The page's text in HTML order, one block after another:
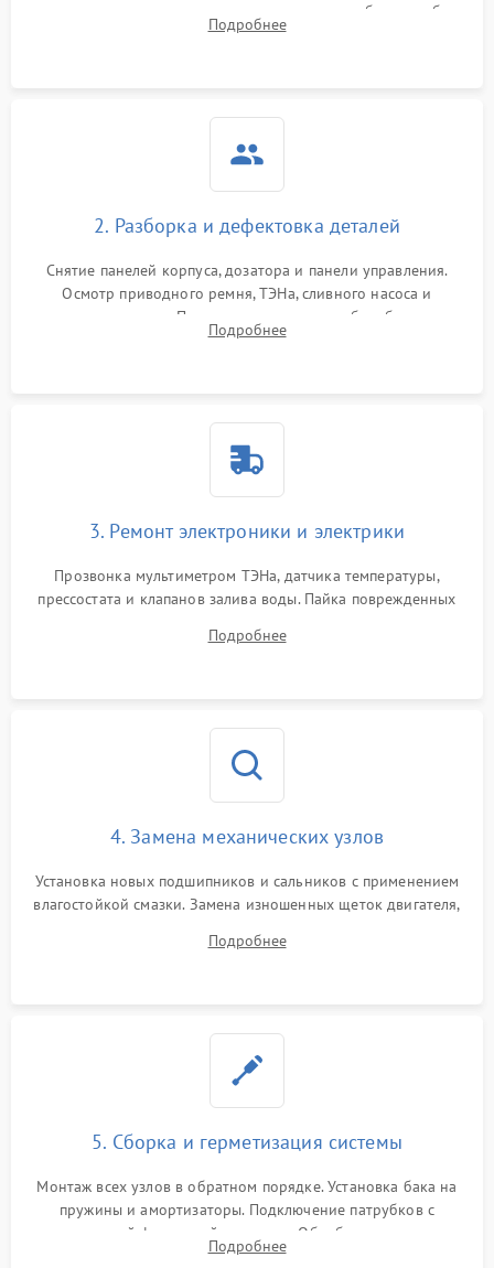
выявления посторонних шумов, протечек или сбоев в работе
электронного модуля управления.
Подробнее
2. Разборка и дефектовка деталей
Снятие панелей корпуса, дозатора и панели управления.
Осмотр приводного ремня, ТЭНа, сливного насоса и
амортизаторов. Проверка подшипников барабана и
крестовины на износ, а манжеты люка на разрывы.
Подробнее
3. Ремонт электроники и электрики
Прозвонка мультиметром ТЭНа, датчика температуры,
прессостата и клапанов залива воды. Пайка поврежденных
Восстановление целостности проводки и контактов.
Подробнее
4. Замена механических узлов
Установка новых подшипников и сальников с применением
влагостойкой смазки. Замена изношенных щеток двигателя,
или поврежденной резиновой манжеты.
Подробнее
5. Сборка и герметизация системы
Монтаж всех узлов в обратном порядке. Установка бака на
пружины и амортизаторы. Подключение патрубков с
надежной фиксацией хомутами. Обработка стыков
герметиком для предотвращения возможных протечек воды.
Подробнее